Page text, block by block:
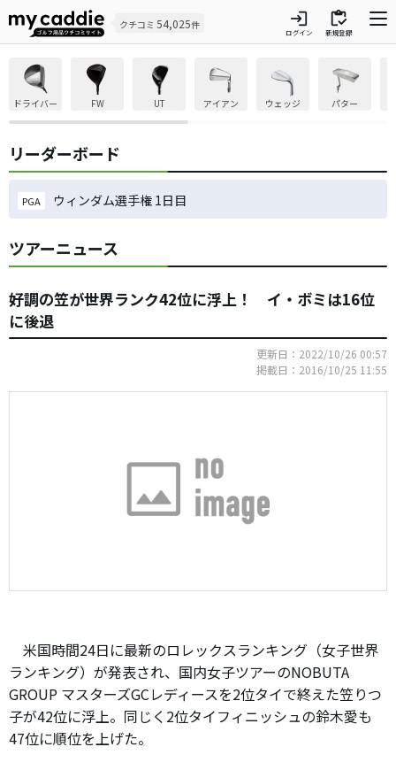
クチコミ 54,025件 login
ログイン
inventory
新規登録
ドライバー FW UT アイアン ウェッジ パター
リーダーボード
PGA ウィンダム選手権 1日目
ツアーニュース
好調の笠が世界ランク42位に浮上！ イ・ボミは16位
に後退
更新日：2022/10/26 00:57
掲載日：2016/10/25 11:55
米国時間24日に最新のロレックスランキング（女子世界
ランキング）が発表され、国内女子ツアーのNOBUTA
GROUP マスターズGCレディースを2位タイで終えた笠りつ
子が42位に浮上。同じく2位タイフィニッシュの鈴木愛も
47位に順位を上げた。